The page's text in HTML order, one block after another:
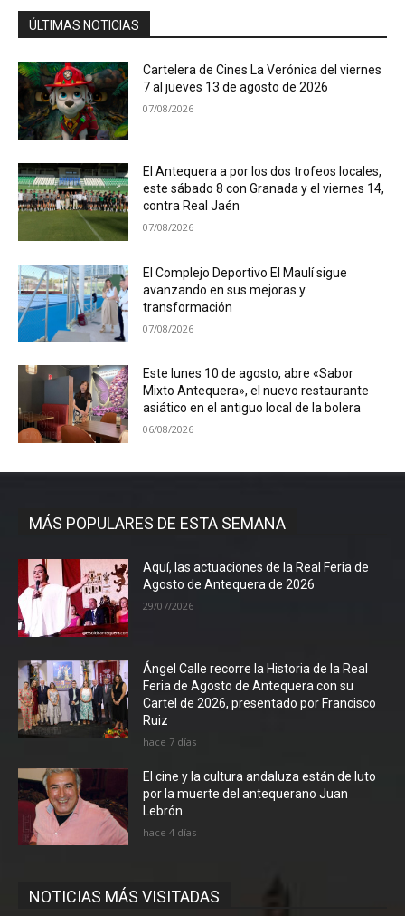
ÚLTIMAS NOTICIAS
Cartelera de Cines La Verónica del viernes
7 al jueves 13 de agosto de 2026
07/08/2026
El Antequera a por los dos trofeos locales,
este sábado 8 con Granada y el viernes 14,
contra Real Jaén
07/08/2026
El Complejo Deportivo El Maulí sigue
avanzando en sus mejoras y
transformación
07/08/2026
Este lunes 10 de agosto, abre «Sabor
Mixto Antequera», el nuevo restaurante
asiático en el antiguo local de la bolera
06/08/2026
MÁS POPULARES DE ESTA SEMANA
Aquí, las actuaciones de la Real Feria de
Agosto de Antequera de 2026
29/07/2026
Ángel Calle recorre la Historia de la Real
Feria de Agosto de Antequera con su
Cartel de 2026, presentado por Francisco
Ruiz
hace 7 días
El cine y la cultura andaluza están de luto
por la muerte del antequerano Juan
Lebrón
hace 4 días
NOTICIAS MÁS VISITADAS